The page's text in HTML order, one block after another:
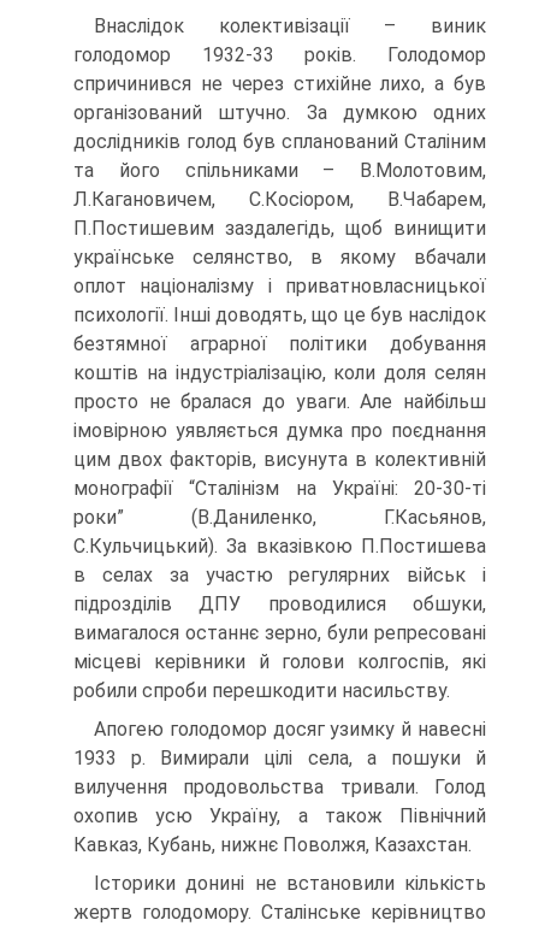
Внаслідок колективізації – виник
голодомор 1932-33 років. Голодомор
спричинився не через стихійне лихо, а був
організований штучно. За думкою одних
дослідників голод був спланований Сталіним
та його спільниками – В.Молотовим,
Л.Кагановичем, С.Косіором, В.Чабарем,
П.Постишевим заздалегідь, щоб винищити
українське селянство, в якому вбачали
оплот націоналізму і приватновласницької
психології. Інші доводять, що це був наслідок
безтямної аграрної політики добування
коштів на індустріалізацію, коли доля селян
просто не бралася до уваги. Але найбільш
імовірною уявляється думка про поєднання
цим двох факторів, висунута в колективній
монографії “Сталінізм на Україні: 20-30-ті
роки” (В.Даниленко, Г.Касьянов,
С.Кульчицький). За вказівкою П.Постишева
в селах за участю регулярних військ і
підрозділів ДПУ проводилися обшуки,
вимагалося останнє зерно, були репресовані
місцеві керівники й голови колгоспів, які
робили спроби перешкодити насильству.
Апогею голодомор досяг узимку й навесні
1933 р. Вимирали цілі села, а пошуки й
вилучення продовольства тривали. Голод
охопив усю Україну, а також Північний
Кавказ, Кубань, нижнє Поволжя, Казахстан.
Історики донині не встановили кількість
жертв голодомору. Сталінське керівництво